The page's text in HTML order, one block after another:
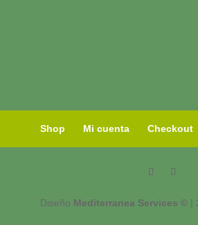
Shop Mi cuenta Checkout
Diseño Mediterranea Services © |